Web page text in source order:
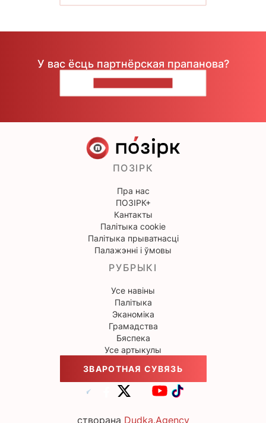
У вас ёсць партнёрская прапанова?
ПОЗІРК
Пра нас
ПОЗІРК+
Кантакты
Палітыка cookie
Палітыка прыватнасці
Палажэнні і ўмовы
РУБРЫКІ
Усе навіны
Палітыка
Эканоміка
Грамадства
Бяспека
Усе артыкулы
ЗВАРОТНАЯ СУВЯЗЬ
створана Dudka.Agency